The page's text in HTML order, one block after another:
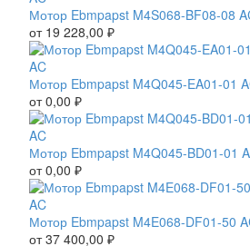
Мотор Ebmpapst M4S068-BF08-08
от 19 228,00 ₽
Мотор Ebmpapst M4Q045-EA01-01
от0,00 ₽
Мотор Ebmpapst M4Q045-BD01-01
от0,00 ₽
Мотор Ebmpapst M4E068-DF01-50
от37 400,00 ₽